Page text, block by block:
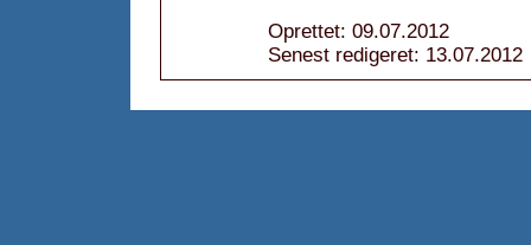
Oprettet: 09.07.2012
Senest redigeret: 13.07.2012